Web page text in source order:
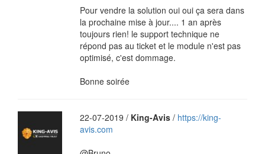
Pour vendre la solution oui oui ça sera dans
la prochaine mise à jour.... 1 an après
toujours rien! le support technique ne
répond pas au ticket et le module n'est pas
optimisé, c'est dommage.
Bonne soirée
22-07-2019 / King-Avis/ https://king-
avis.com